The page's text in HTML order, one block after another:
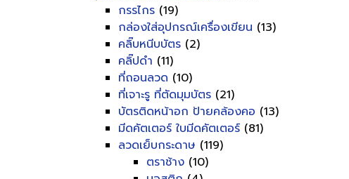
กรรไกร (19)
กล่องใส่อุปกรณ์เครื่องเขียน (13)
คลิ๊บหนีบบัตร (2)
คลิ๊ปดำ (11)
ที่ถอนลวด (10)
ที่เจาะรู ที่ตัดมุมบัตร (21)
บัตรติดหน้าอก ป้ายคล้องคอ (13)
มีดคัตเตอร์ ใบมีดคัตเตอร์ (81)
ลวดเย็บกระดาษ (119)
ตราช้าง (10)